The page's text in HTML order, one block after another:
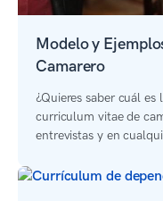
Modelo y
Camarero
¿Quieres saber cuál
curriculum vitae de
entrevistas y en